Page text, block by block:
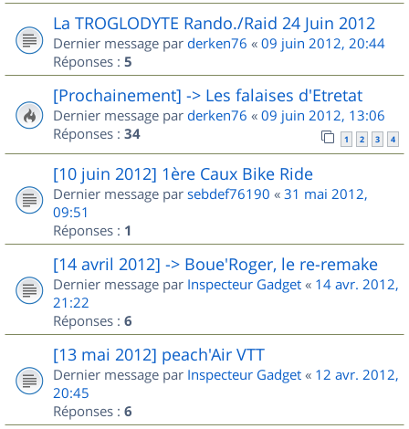
La TROGLODYTE Rando./Raid 24 Juin 2012
Dernier message par derken76 « 09 juin 2012, 20:44
Réponses : 5
[Prochainement] -> Les falaises d'Etretat
Dernier message par derken76 « 09 juin 2012, 13:06
Réponses : 34 1 2 3 4
[10 juin 2012] 1ère Caux Bike Ride
Dernier message par sebdef76190 « 31 mai 2012,
09:51
Réponses : 1
[14 avril 2012] -> Boue'Roger, le re-remake
Dernier message par Inspecteur Gadget « 14 avr. 2012,
21:22
Réponses : 6
[13 mai 2012] peach'Air VTT
Dernier message par Inspecteur Gadget « 12 avr. 2012,
20:45
Réponses : 6